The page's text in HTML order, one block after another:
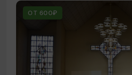
ОТ 600₽